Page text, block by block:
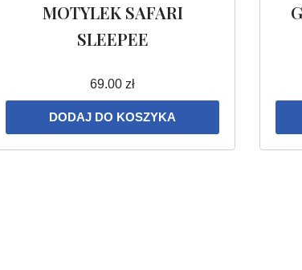
MOTYLEK SAFARI
SLEEPEE
69.00 zł
DODAJ DO KOSZYKA